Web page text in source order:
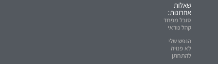
שאלות
אחרונות:
סובל מפחד
קהל נוראי
הנפש שלי
לא פנויה
להתחתן